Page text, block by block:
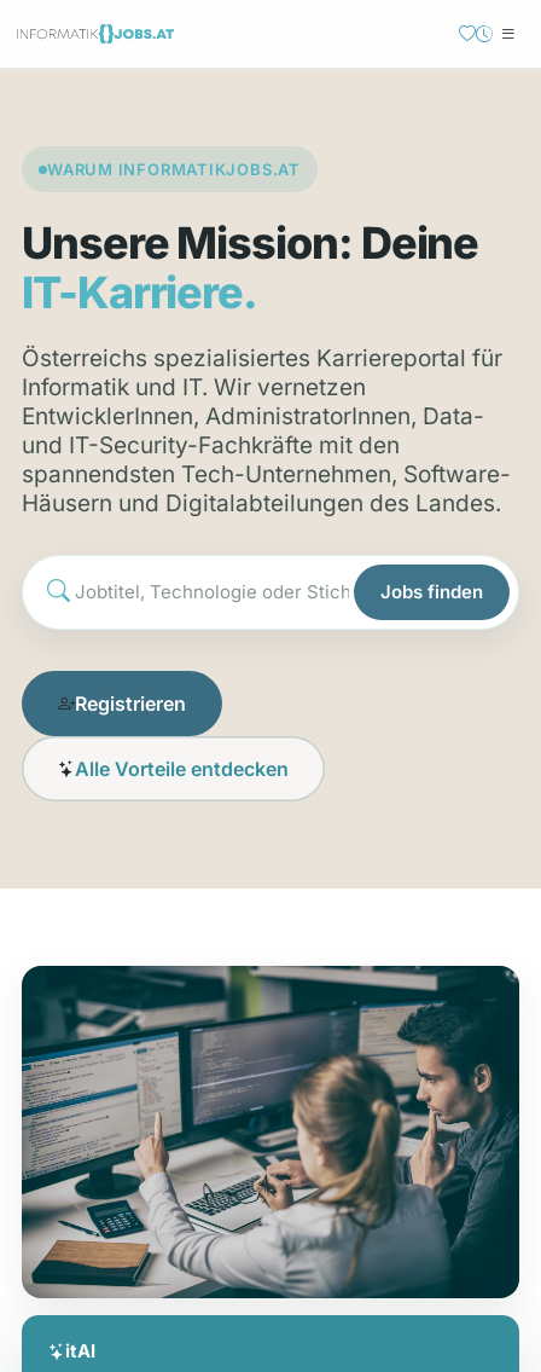
WARUM INFORMATIKJOBS.AT
Unsere Mission: Deine
IT-Karriere.
Österreichs spezialisiertes Karriereportal für
Informatik und IT. Wir vernetzen
EntwicklerInnen, AdministratorInnen, Data-
und IT-Security-Fachkräfte mit den
spannendsten Tech-Unternehmen, Software-
Häusern und Digitalabteilungen des Landes.
Jobs finden
Registrieren
Alle Vorteile entdecken
itAI